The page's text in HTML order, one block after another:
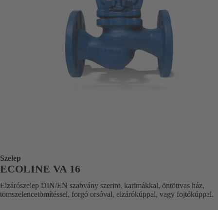
Szelep
ECOLINE VA 16
Elzárószelep DIN/EN szabvány szerint, karimákkal, öntöttvas ház,
tömszelencetömítéssel, forgó orsóval, elzárókúppal, vagy fojtókúppal.